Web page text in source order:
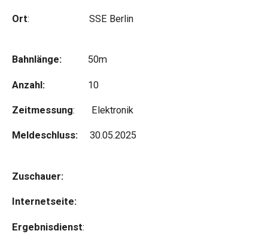
Ort: SSE Berlin
Bahnlänge: 50m
Anzahl: 10
Zeitmessung: Elektronik
Meldeschluss: 30.05.2025
Zuschauer:
Internetseite:
Ergebnisdienst: